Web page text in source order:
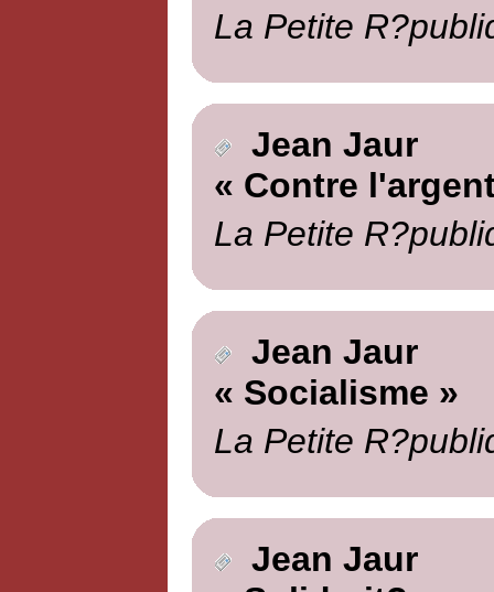
La Petite
Jean Jaur
« Contre
La Petite
Jean Jaur
« Socialisme »
La Petite
Jean Jaur